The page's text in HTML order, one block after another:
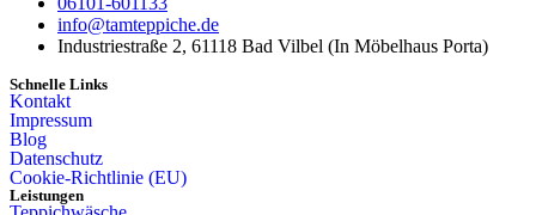
info@tamteppiche.de
Industriestraße 2, 61118 Bad Vilbel (In Möbelhaus Porta)
Schnelle Links
Kontakt
Impressum
Blog
Datenschutz
Cookie-Richtlinie (EU)
Leistungen